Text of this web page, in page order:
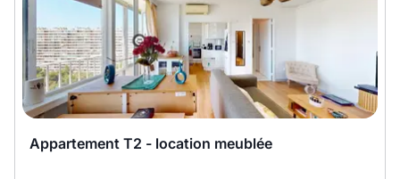
T16
Superficie
Appartement T2 - location meublée